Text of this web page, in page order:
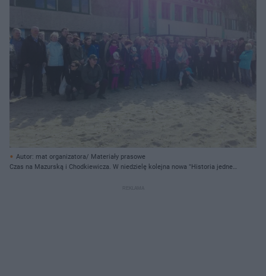
Autor: mat organizatora/ Materiały prasowe
Czas na Mazurską i Chodkiewicza. W niedzielę kolejna nowa "Historia jednej